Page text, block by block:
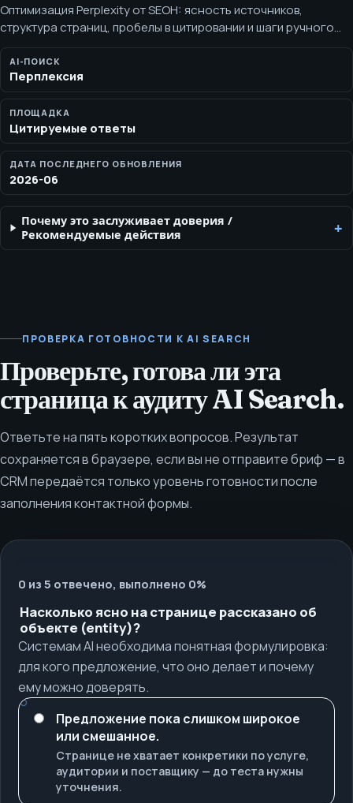
Оптимизация Perplexity от SEOH: ясность источников,
структура страниц, пробелы в цитировании и шаги ручного
аудита. Оптимизация Perplexity фокусируется на страницах,
готовых быть источниками: прямые ответы, чёткие
утверждения, полезная структура и честные ссылки.
AI-ПОИСК
Перплексия
ПЛОЩАДКА
Цитируемые ответы
ДАТА ПОСЛЕДНЕГО ОБНОВЛЕНИЯ
2026-06
Почему это заслуживает доверия /
Рекомендуемые действия
ПРОВЕРКА ГОТОВНОСТИ К AI SEARCH
Проверьте, готова ли эта
страница к аудиту AI Search.
Ответьте на пять коротких вопросов. Результат
сохраняется в браузере, если вы не отправите бриф — в
CRM передаётся только уровень готовности после
заполнения контактной формы.
0 из 5 отвечено, выполнено 0%
Насколько ясно на странице рассказано об
объекте (entity)?
Системам AI необходима понятная формулировка:
для кого предложение, что оно делает и почему
ему можно доверять.
Предложение пока слишком широкое
или смешанное.
Странице не хватает конкретики по услуге,
аудитории и поставщику — до теста нужны
уточнения.